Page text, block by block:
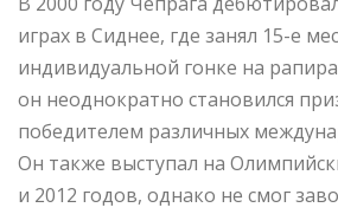
играх в Сиднее, где занял 15-е
индивидуальной гонке на
он неоднократно становился
победителем различных
Он также выступал на
и 2012 годов, однако не смог